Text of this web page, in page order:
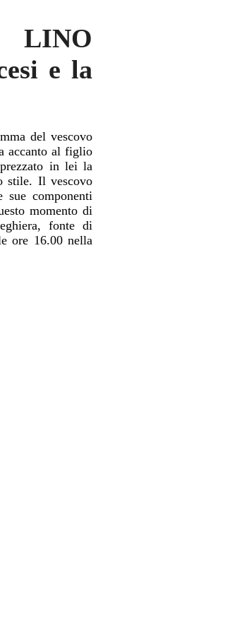
LINO
e la
del vescovo
accanto al figlio
in lei la
stile. Il vescovo
componenti
momento di
fonte di
ore 16.00 nella